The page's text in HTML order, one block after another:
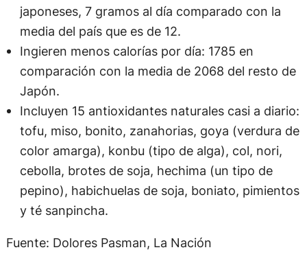
japoneses, 7 gramos al día comparado con la
media del país que es de 12.
Ingieren menos calorías por día: 1785 en
comparación con la media de 2068 del resto de
Japón.
Incluyen 15 antioxidantes naturales casi a diario:
tofu, miso, bonito, zanahorias, goya (verdura de
color amarga), konbu (tipo de alga), col, nori,
cebolla, brotes de soja, hechima (un tipo de
pepino), habichuelas de soja, boniato, pimientos
y té sanpincha.
Fuente: Dolores Pasman, La Nación